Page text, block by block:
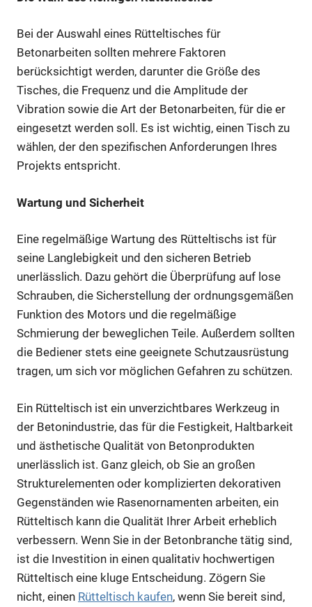
Bei der Auswahl eines Rütteltisches für
Betonarbeiten sollten mehrere Faktoren
berücksichtigt werden, darunter die Größe des
Tisches, die Frequenz und die Amplitude der
Vibration sowie die Art der Betonarbeiten, für die er
eingesetzt werden soll. Es ist wichtig, einen Tisch zu
wählen, der den spezifischen Anforderungen Ihres
Projekts entspricht.
Wartung und Sicherheit
Eine regelmäßige Wartung des Rütteltischs ist für
seine Langlebigkeit und den sicheren Betrieb
unerlässlich. Dazu gehört die Überprüfung auf lose
Schrauben, die Sicherstellung der ordnungsgemäßen
Funktion des Motors und die regelmäßige
Schmierung der beweglichen Teile. Außerdem sollten
die Bediener stets eine geeignete Schutzausrüstung
tragen, um sich vor möglichen Gefahren zu schützen.
Ein Rütteltisch ist ein unverzichtbares Werkzeug in
der Betonindustrie, das für die Festigkeit, Haltbarkeit
und ästhetische Qualität von Betonprodukten
unerlässlich ist. Ganz gleich, ob Sie an großen
Strukturelementen oder komplizierten dekorativen
Gegenständen wie Rasenornamenten arbeiten, ein
Rütteltisch kann die Qualität Ihrer Arbeit erheblich
verbessern. Wenn Sie in der Betonbranche tätig sind,
ist die Investition in einen qualitativ hochwertigen
Rütteltisch eine kluge Entscheidung. Zögern Sie
nicht, einen Rütteltisch kaufen, wenn Sie bereit sind,